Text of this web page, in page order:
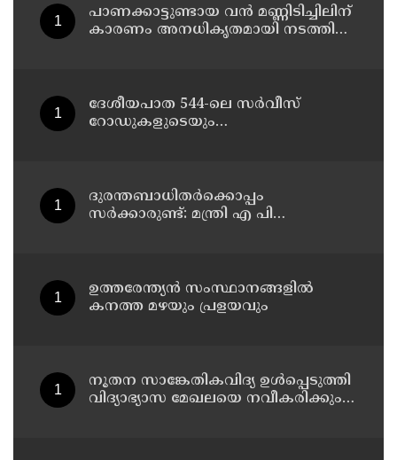
പാണക്കാട്ടുണ്ടായ വൻ മണ്ണിടിച്ചിലിന്
കാരണം അനധികൃതമായി നടത്തിയ
ദേശീയപാത 544-ലെ സർവീസ്
റോഡുകളുടെയും
ഗഡ്കരിയുമായി കൂടിക്കാഴ്ച നടത്തി
കെ. രാധാകൃഷ്ണൻ എം.പി
ദുരന്തബാധിതര്‍ക്കൊപ്പം
സര്‍ക്കാരുണ്ട്: മന്ത്രി എ പി
ഉത്തരേന്ത്യൻ സംസ്ഥാനങ്ങളിൽ
കനത്ത മഴയും പ്രളയവും
നൂതന സാങ്കേതികവിദ്യ ഉള്‍പ്പെടുത്തി
വിദ്യാഭ്യാസ മേഖലയെ നവീകരിക്കും: